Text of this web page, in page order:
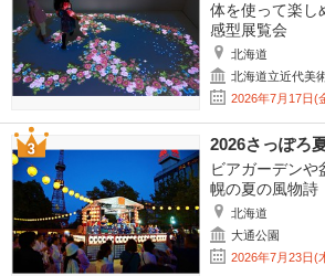
体を使って楽し
感型展覧会
北海道
北海道立近代美
2026年7月17日(
2026さっぽろ
ビアガーデンや
幌の夏の風物詩
北海道
大通公園
2026年7月23日(